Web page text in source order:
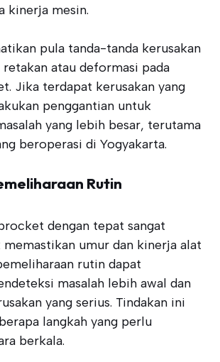
kinerja mesin.
pula tanda-tanda kerusakan
atau deformasi pada
Jika terdapat kerusakan yang
penggantian untuk
yang lebih besar, terutama
beroperasi di Yogyakarta.
Rutin
dengan tepat sangat
umur dan kinerja alat
rutin dapat
masalah lebih awal dan
yang serius. Tindakan ini
langkah yang perlu
berkala.